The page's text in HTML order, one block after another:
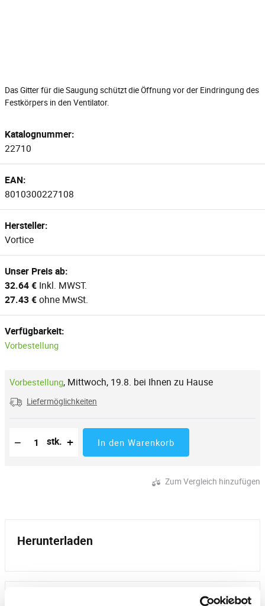
Das Gitter für die Saugung schützt die Öffnung vor der Eindringung des
Festkörpers in den Ventilator.
Katalognummer:
22710
EAN:
8010300227108
Hersteller:
Vortice
Unser Preis ab:
32.64 € Inkl. MWST.
27.43 €ohne MwSt.
Verfügbarkeit:
Vorbestellung
Vorbestellung, Mittwoch, 19.8. bei Ihnen zu Hause
Liefermöglichkeiten
−
Reduzierung der Menge
Anzahl der Stücke
stk. + In den Warenkorb
Zum Vergleich hinzufügen
Herunterladen